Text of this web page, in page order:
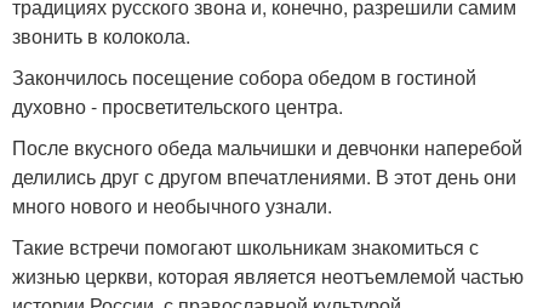
традициях русского звона и, конечно, разрешили самим
звонить в колокола.
Закончилось посещение собора обедом в гостиной
духовно - просветительского центра.
После вкусного обеда мальчишки и девчонки наперебой
делились друг с другом впечатлениями. В этот день они
много нового и необычного узнали.
Такие встречи помогают школьникам знакомиться с
жизнью церкви, которая является неотъемлемой частью